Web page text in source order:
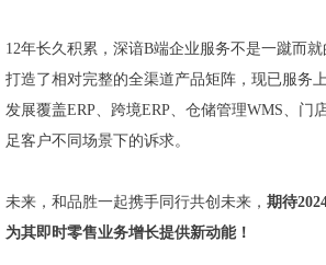
12年长久积累，深谙B端企业服务不是一蹴而
打造了相对完整的全渠道产品矩阵，现已服务
发展覆盖ERP、跨境ERP、仓储管理WMS、门
足客户不同场景下的诉求。
未来，和品胜一起携手同行共创未来， 期待
为其即时零售业务增长提供新动能！